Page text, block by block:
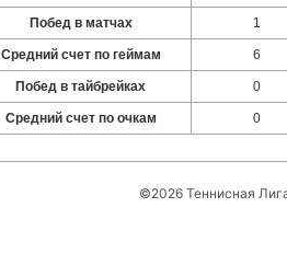
Побед в матчах 1
Средний счет по геймам 6
Побед в тайбрейках 0
Средний счет по очкам 0
©2026 Теннисная